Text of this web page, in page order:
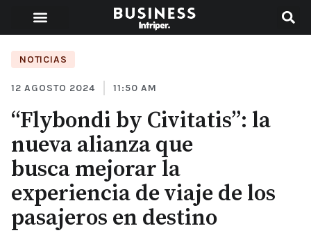
NOTICIAS
12 AGOSTO 2024 11:50 AM
“Flybondi by Civitatis”: la
nueva alianza que
busca mejorar la
experiencia de viaje de los
pasajeros en destino